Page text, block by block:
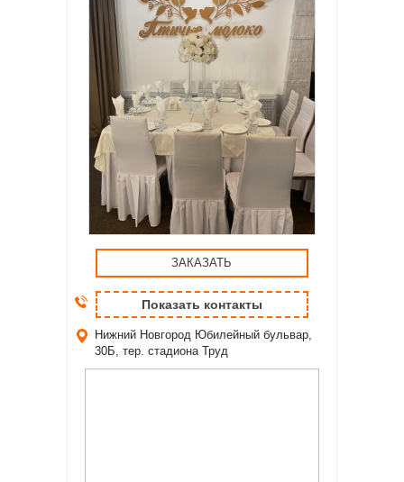
ЗАКАЗАТЬ
Показать контакты
Нижний Новгород Юбилейный бульвар,
30Б, тер. стадиона Труд